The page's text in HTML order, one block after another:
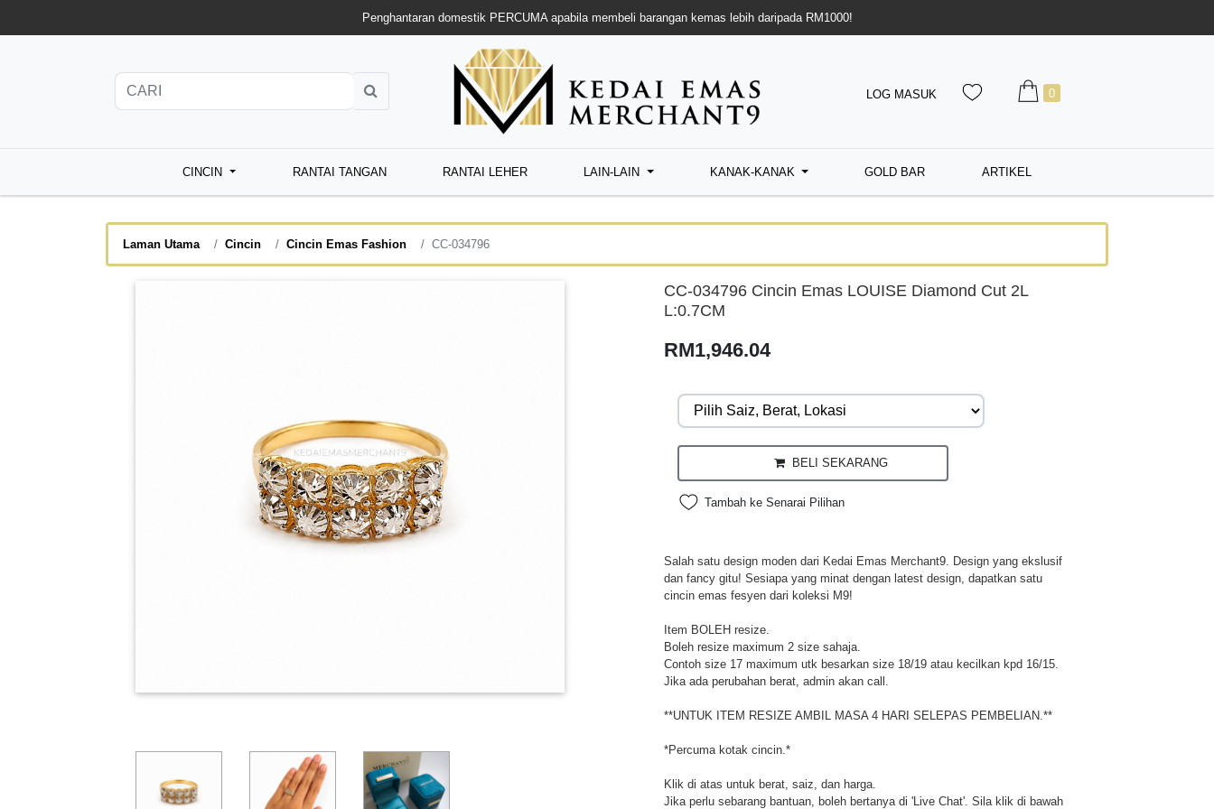
Penghantaran domestik PERCUMA apabila membeli barangan kemas lebih daripada RM1000!
LOG MASUK 0
CINCIN RANTAI TANGAN RANTAI LEHER LAIN-LAIN KANAK-KANAK GOLD BAR ARTIKEL
Laman Utama Cincin Cincin Emas Fashion CC-034796
CC-034796 Cincin Emas LOUISE Diamond Cut 2L
L:0.7CM
RM1,946.04
BELI SEKARANG
Tambah ke Senarai Pilihan
Salah satu design moden dari Kedai Emas Merchant9. Design yang ekslusif
dan fancy gitu! Sesiapa yang minat dengan latest design, dapatkan satu
cincin emas fesyen dari koleksi M9!
Item BOLEH resize.
Boleh resize maximum 2 size sahaja.
Contoh size 17 maximum utk besarkan size 18/19 atau kecilkan kpd 16/15.
Jika ada perubahan berat, admin akan call.
**UNTUK ITEM RESIZE AMBIL MASA 4 HARI SELEPAS PEMBELIAN.**
*Percuma kotak cincin.*
Klik di atas untuk berat, saiz, dan harga.
Jika perlu sebarang bantuan, boleh bertanya di 'Live Chat'. Sila klik di bawah